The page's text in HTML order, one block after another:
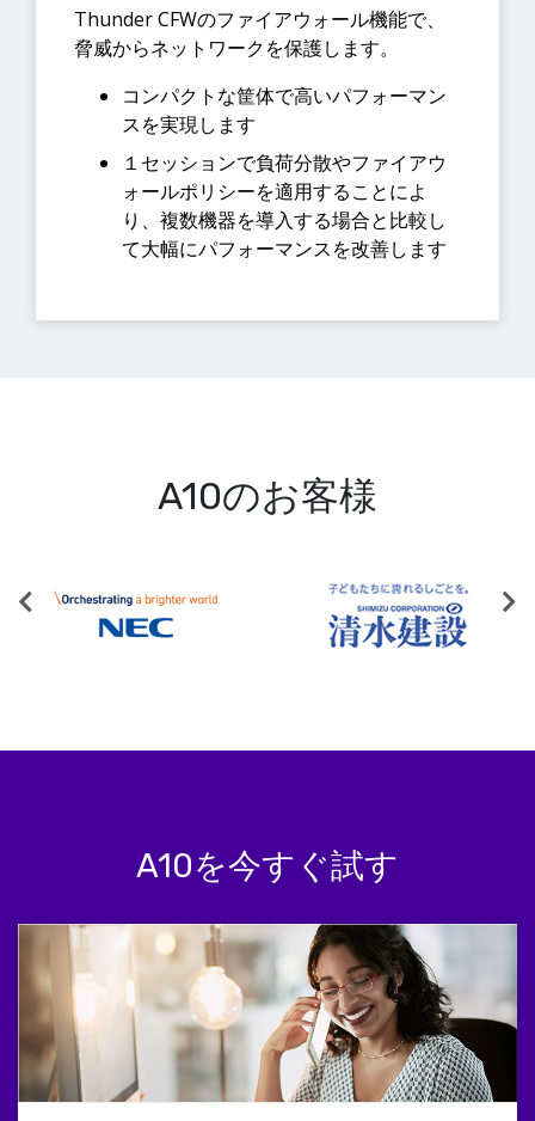
Thunder CFWのファイアウォール機能で、
脅威からネットワークを保護します。
コンパクトな筐体で高いパフォーマン
スを実現します
１セッションで負荷分散やファイアウ
ォールポリシーを適用することによ
り、複数機器を導入する場合と比較し
て大幅にパフォーマンスを改善します
A10のお客様
A10を今すぐ試す